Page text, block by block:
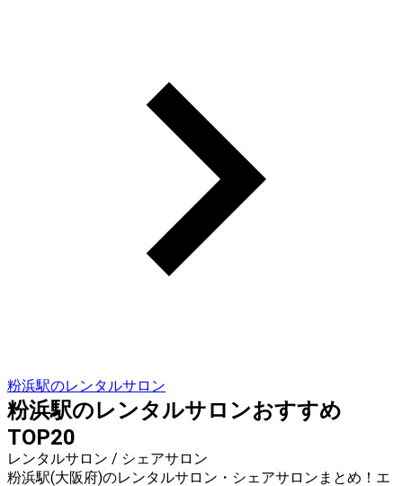
粉浜駅のレンタルサロン
粉浜駅のレンタルサロンおすすめ
TOP20
レンタルサロン / シェアサロン
粉浜駅(大阪府)のレンタルサロン・シェアサロンまとめ！エ